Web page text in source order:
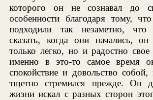
которого он не сознавал до
особенности благодаря тому,
подходили так незаметно,
сказать, когда они начались,
только легко, но и радостно
именно в это-то самое время
спокойствие и довольство
тщетно стремился прежде. Он
жизни искал с разных сторон